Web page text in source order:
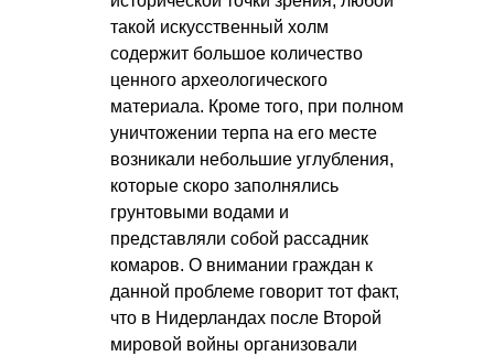
такой искусственный холм
содержит большое количество
ценного археологического
материала. Кроме того, при полном
уничтожении терпа на его месте
возникали небольшие углубления,
которые скоро заполнялись
грунтовыми водами и
представляли собой рассадник
комаров. О внимании граждан к
данной проблеме говорит тот факт,
что в Нидерландах после Второй
мировой войны организовали